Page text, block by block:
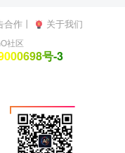
合作丨 关于我们
社区
号-3